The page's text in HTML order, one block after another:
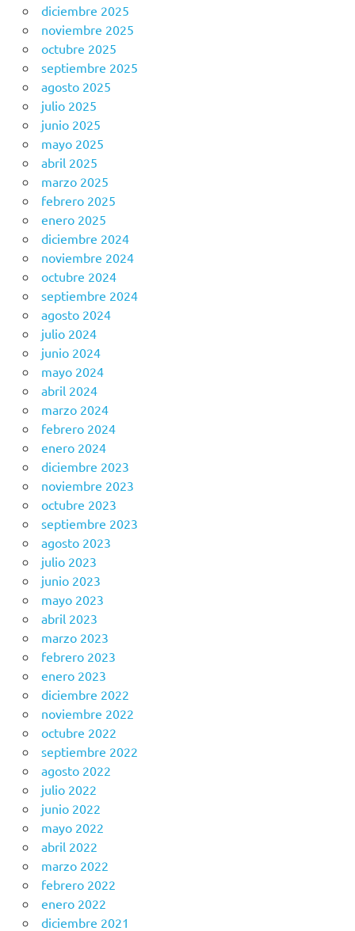
diciembre 2025
noviembre 2025
octubre 2025
septiembre 2025
agosto 2025
julio 2025
junio 2025
mayo 2025
abril 2025
marzo 2025
febrero 2025
enero 2025
diciembre 2024
noviembre 2024
octubre 2024
septiembre 2024
agosto 2024
julio 2024
junio 2024
mayo 2024
abril 2024
marzo 2024
febrero 2024
enero 2024
diciembre 2023
noviembre 2023
octubre 2023
septiembre 2023
agosto 2023
julio 2023
junio 2023
mayo 2023
abril 2023
marzo 2023
febrero 2023
enero 2023
diciembre 2022
noviembre 2022
octubre 2022
septiembre 2022
agosto 2022
julio 2022
junio 2022
mayo 2022
abril 2022
marzo 2022
febrero 2022
enero 2022
diciembre 2021